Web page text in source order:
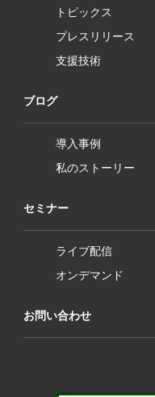
トピックス
プレスリリース
支援技術
ブログ
導入事例
私のストーリー
セミナー
ライブ配信
オンデマンド
お問い合わせ